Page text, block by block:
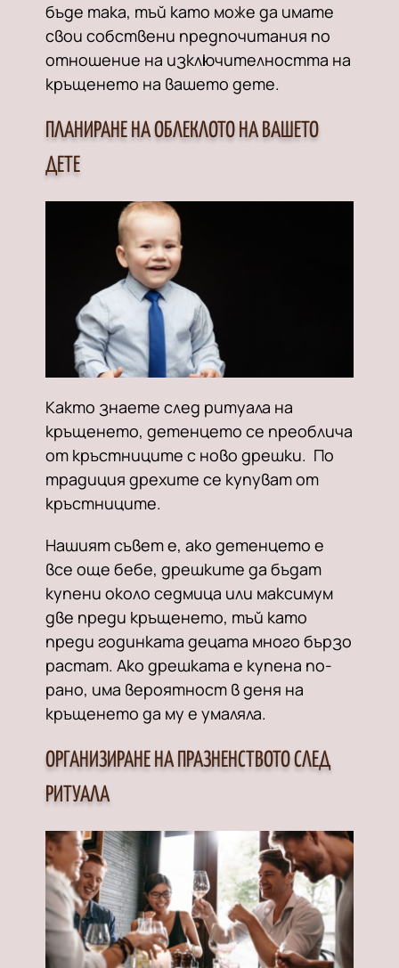
бъде така, тъй като може да имате
свои собствени предпочитания по
отношение на изключителността на
кръщенето на вашето дете.
ПЛАНИРАНЕ НА ОБЛЕКЛОТО НА ВАШЕТО
ДЕТЕ
Както знаете след ритуала на
кръщенето, детенцето се преоблича
от кръстниците с ново дрешки. По
традиция дрехите се купуват от
кръстниците.
Нашият съвет е, ако детенцето е
все още бебе, дрешките да бъдат
купени около седмица или максимум
две преди кръщенето, тъй като
преди годинката децата много бързо
растат. Ако дрешката е купена по-
рано, има вероятност в деня на
кръщенето да му е умаляла.
ОРГАНИЗИРАНЕ НА ПРАЗНЕНСТВОТО СЛЕД
РИТУАЛА